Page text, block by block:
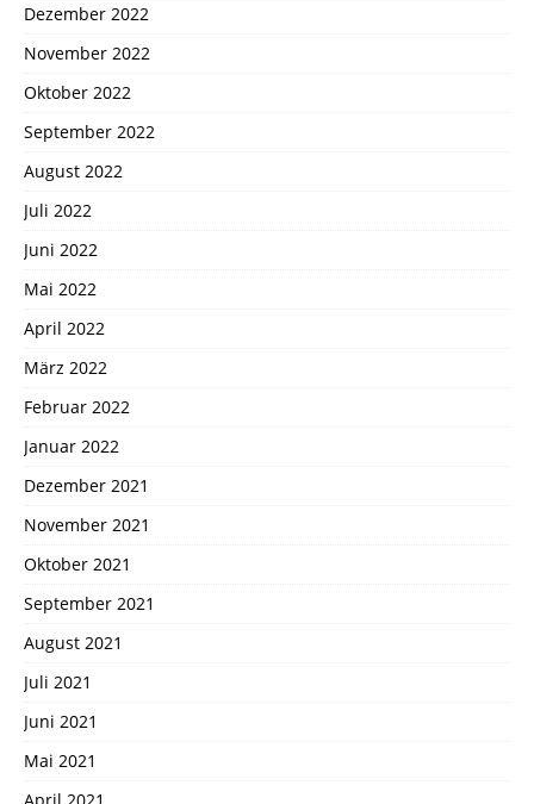
Dezember 2022
November 2022
Oktober 2022
September 2022
August 2022
Juli 2022
Juni 2022
Mai 2022
April 2022
März 2022
Februar 2022
Januar 2022
Dezember 2021
November 2021
Oktober 2021
September 2021
August 2021
Juli 2021
Juni 2021
Mai 2021